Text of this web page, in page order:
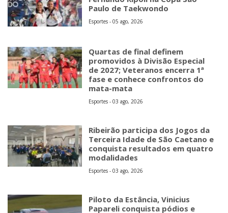
Paulo de Taekwondo
Esportes - 05 ago, 2026
Quartas de final definem
promovidos à Divisão Especial
de 2027; Veteranos encerra 1ª
fase e conhece confrontos do
mata-mata
Esportes - 03 ago, 2026
Ribeirão participa dos Jogos da
Terceira Idade de São Caetano e
conquista resultados em quatro
modalidades
Esportes - 03 ago, 2026
Piloto da Estância, Vinicius
Papareli conquista pódios e